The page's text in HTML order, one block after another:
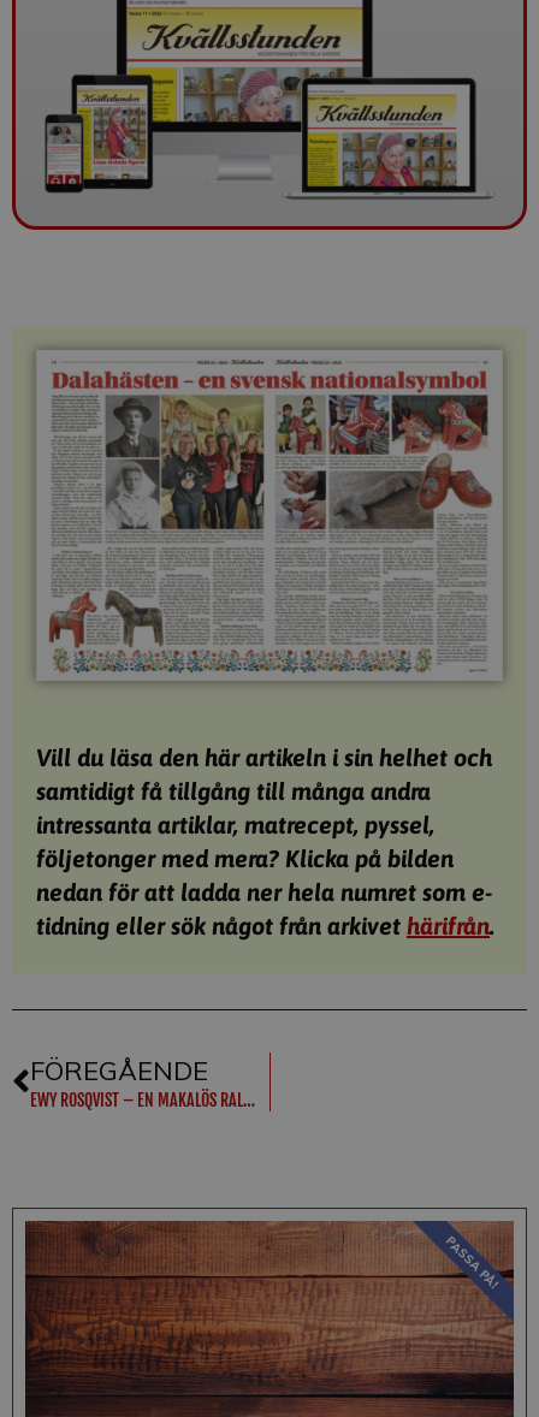
Vill du läsa den här artikeln i sin helhet och
samtidigt få tillgång till många andra
intressanta artiklar, matrecept, pyssel,
följetonger med mera? Klicka på bilden
nedan för att ladda ner hela numret som e-
tidning eller sök något från arkivet härifrån.
FÖREGÅENDE
EWY ROSQVIST – EN MAKALÖS RALLYSAGA
PASSA PÅ!